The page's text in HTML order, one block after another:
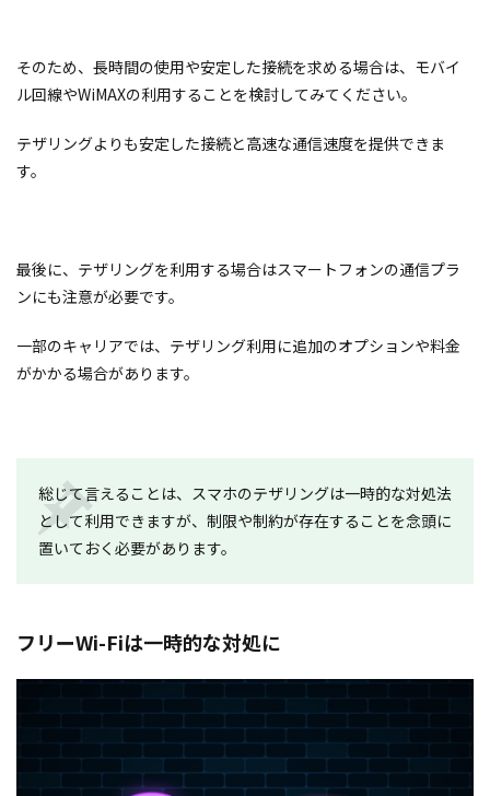
そのため、長時間の使用や安定した接続を求める場合は、モバイ
ル回線やWiMAXの利用することを検討してみてください。
テザリングよりも安定した接続と高速な通信速度を提供できま
す。
最後に、テザリングを利用する場合はスマートフォンの通信プラ
ンにも注意が必要です。
一部のキャリアでは、テザリング利用に追加のオプションや料金
がかかる場合があります。
総じて言えることは、スマホのテザリングは一時的な対処法
として利用できますが、制限や制約が存在することを念頭に
置いておく必要があります。
フリーWi-Fiは一時的な対処に